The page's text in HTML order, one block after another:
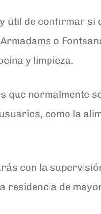
útil de confirmar si
o
y limpieza.
que normalmente
como la
con la
residencia de